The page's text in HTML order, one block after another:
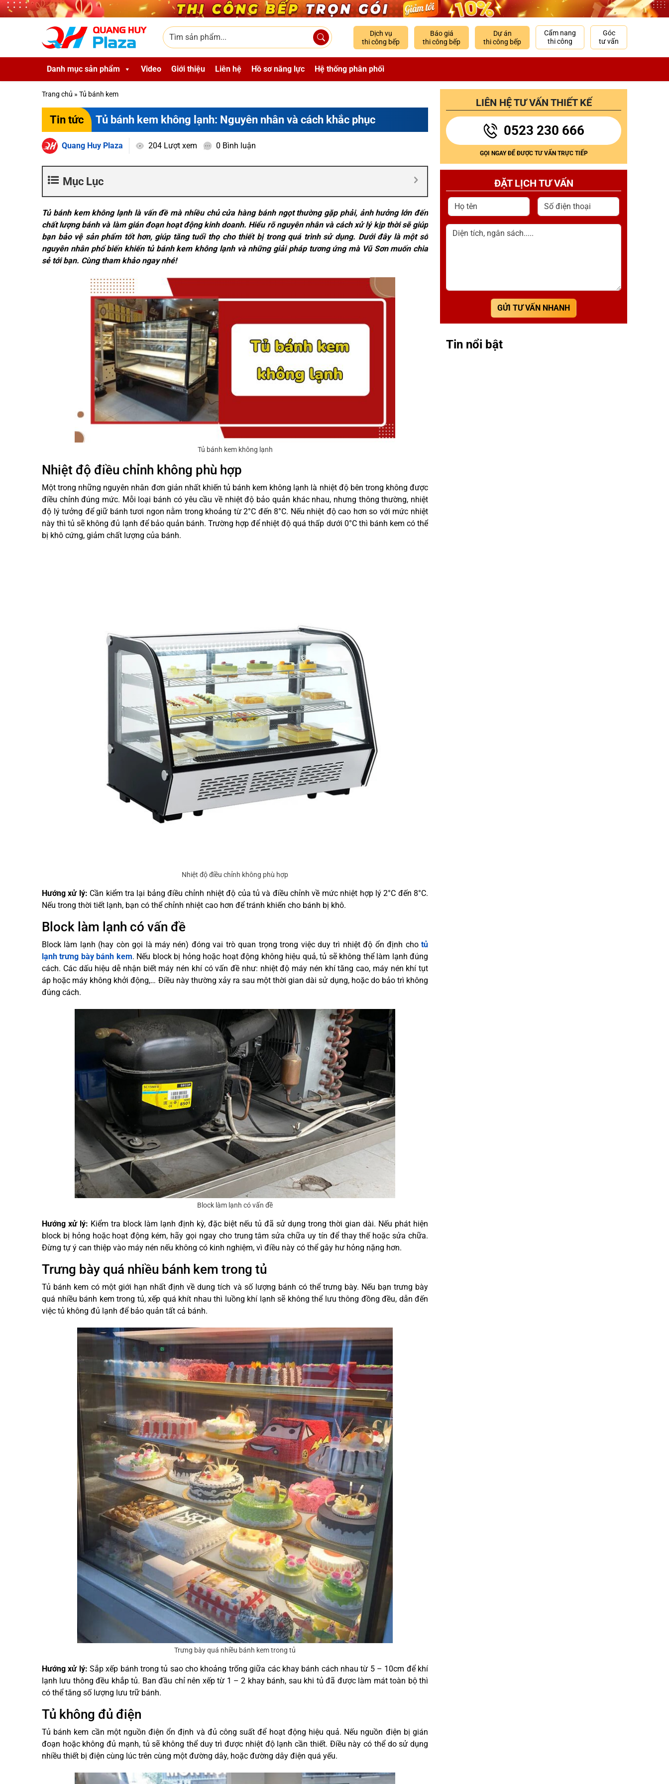
Skip to main content
Tìm sản phẩm
Dịch vụ
thi công bếp
Báo giá
thi công bếp
Dự án
thi công bếp
Cẩm nang
thi công
Góc
tư vấn
Danh mục sản phẩm Video Giới thiệu Liên hệ Hồ sơ năng lực Hệ thống phân phối
Trang chủ » Tủ bánh kem
Tin tức Tủ bánh kem không lạnh: Nguyên nhân và cách khắc phục
Quang Huy Plaza 204 Lượt xem 0 Bình luận
Mục Lục
Tủ bánh kem không lạnh là vấn đề mà nhiều chủ cửa hàng bánh ngọt thường gặp phải, ảnh hưởng lớn đến
chất lượng bánh và làm gián đoạn hoạt động kinh doanh. Hiểu rõ nguyên nhân và cách xử lý kịp thời sẽ giúp
bạn bảo vệ sản phẩm tốt hơn, giúp tăng tuổi thọ cho thiết bị trong quá trình sử dụng. Dưới đây là một số
nguyên nhân phổ biến khiến tủ bánh kem không lạnh và những giải pháp tương ứng mà Vũ Sơn muốn chia
sẻ tới bạn. Cùng tham khảo ngay nhé!
Tủ bánh kem không lạnh
Nhiệt độ điều chỉnh không phù hợp
Một trong những nguyên nhân đơn giản nhất khiến tủ bánh kem không lạnh là nhiệt độ bên trong không được
điều chỉnh đúng mức. Mỗi loại bánh có yêu cầu về nhiệt độ bảo quản khác nhau, nhưng thông thường, nhiệt
độ lý tưởng để giữ bánh tươi ngon nằm trong khoảng từ 2°C đến 8°C. Nếu nhiệt độ cao hơn so với mức nhiệt
này thì tủ sẽ không đủ lạnh để bảo quản bánh. Trường hợp để nhiệt độ quá thấp dưới 0°C thì bánh kem có thể
bị khô cứng, giảm chất lượng của bánh.
Nhiệt độ điều chỉnh không phù hợp
Hướng xử lý: Cần kiểm tra lại bảng điều chỉnh nhiệt độ của tủ và điều chỉnh về mức nhiệt hợp lý 2°C đến 8°C.
Nếu trong thời tiết lạnh, bạn có thể chỉnh nhiệt cao hơn để tránh khiến cho bánh bị khô.
Block làm lạnh có vấn đề
Block làm lạnh (hay còn gọi là máy nén) đóng vai trò quan trọng trong việc duy trì nhiệt độ ổn định cho tủ
lạnh trưng bày bánh kem. Nếu block bị hỏng hoặc hoạt động không hiệu quả, tủ sẽ không thể làm lạnh đúng
cách. Các dấu hiệu dễ nhận biết máy nén khí có vấn đề như: nhiệt độ máy nén khí tăng cao, máy nén khí tụt
áp hoặc máy không khởi động,… Điều này thường xảy ra sau một thời gian dài sử dụng, hoặc do bảo trì không
đúng cách.
Block làm lạnh có vấn đề
Hướng xử lý: Kiểm tra block làm lạnh định kỳ, đặc biệt nếu tủ đã sử dụng trong thời gian dài. Nếu phát hiện
block bị hỏng hoặc hoạt động kém, hãy gọi ngay cho trung tâm sửa chữa uy tín để thay thế hoặc sửa chữa.
Đừng tự ý can thiệp vào máy nén nếu không có kinh nghiệm, vì điều này có thể gây hư hỏng nặng hơn.
Trưng bày quá nhiều bánh kem trong tủ
Tủ bánh kem có một giới hạn nhất định về dung tích và số lượng bánh có thể trưng bày. Nếu bạn trưng bày
quá nhiều bánh kem trong tủ, xếp quá khít nhau thì luồng khí lạnh sẽ không thể lưu thông đồng đều, dẫn đến
việc tủ không đủ lạnh để bảo quản tất cả bánh.
Trưng bày quá nhiều bánh kem trong tủ
Hướng xử lý: Sắp xếp bánh trong tủ sao cho khoảng trống giữa các khay bánh cách nhau từ 5 – 10cm để khí
lạnh lưu thông đều khắp tủ. Ban đầu chỉ nên xếp từ 1 – 2 khay bánh, sau khi tủ đã được làm mát toàn bộ thì
có thể tăng số lượng lưu trữ bánh.
Tủ không đủ điện
Tủ bánh kem cần một nguồn điện ổn định và đủ công suất để hoạt động hiệu quả. Nếu nguồn điện bị gián
đoạn hoặc không đủ mạnh, tủ sẽ không thể duy trì được nhiệt độ lạnh cần thiết. Điều này có thể do sử dụng
nhiều thiết bị điện cùng lúc trên cùng một đường dây, hoặc đường dây điện quá yếu.
LIÊN HỆ TƯ VẤN THIẾT KẾ
0523 230 666
GỌI NGAY ĐỂ ĐƯỢC TƯ VẤN TRỰC TIẾP
ĐẶT LỊCH TƯ VẤN
Họ tên Số điện thoại
Diện tích, ngân sách.....
GỬI TƯ VẤN NHANH
Tin nổi bật